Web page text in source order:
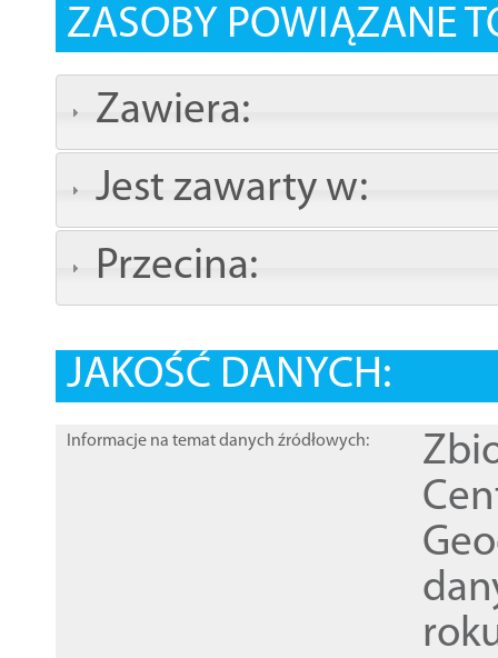
ZASOBY POWIĄZANE
Zawiera:
Jest zawarty w:
Przecina:
JAKOŚĆ DANYCH:
Informacje na temat danych źródłowych: